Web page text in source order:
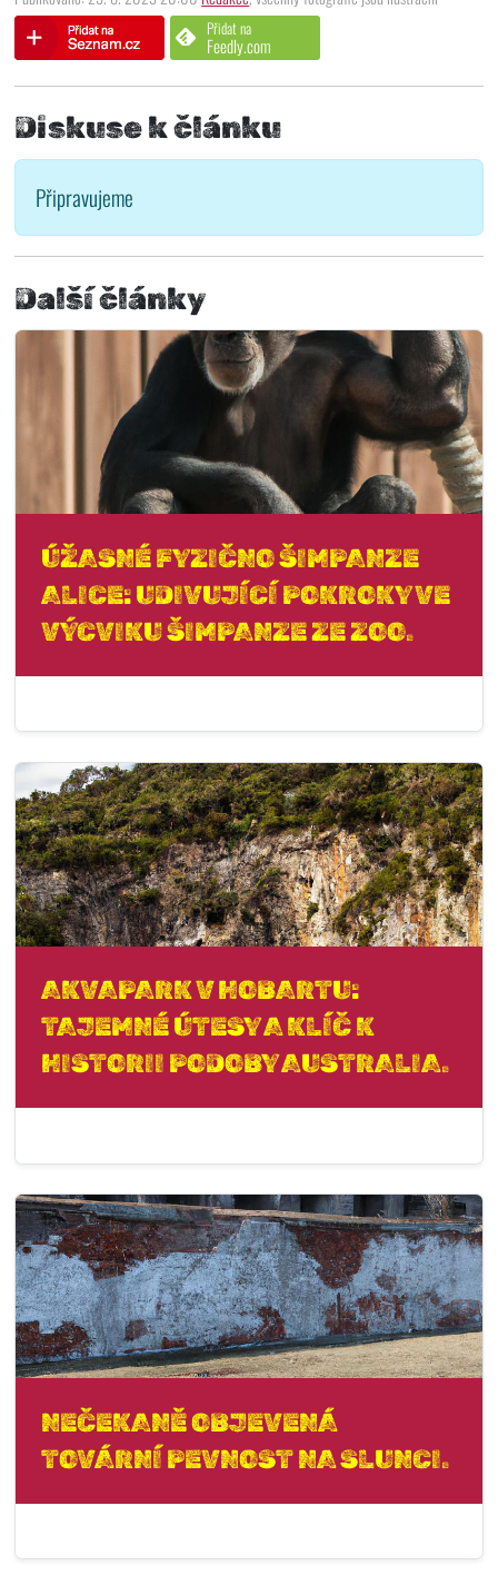
Přidat na
Feedly.com
Diskuse k článku
Připravujeme
Další články
ÚŽASNÉ FYZIČNO ŠIMPANZE
ALICE: UDIVUJÍCÍ POKROKY VE
VÝCVIKU ŠIMPANZE ZE ZOO.
AKVAPARK V HOBARTU:
TAJEMNÉ ÚTESY A KLÍČ K
HISTORII PODOBY AUSTRALIA.
NEČEKANĚ OBJEVENÁ
TOVÁRNÍ PEVNOST NA SLUNCI.